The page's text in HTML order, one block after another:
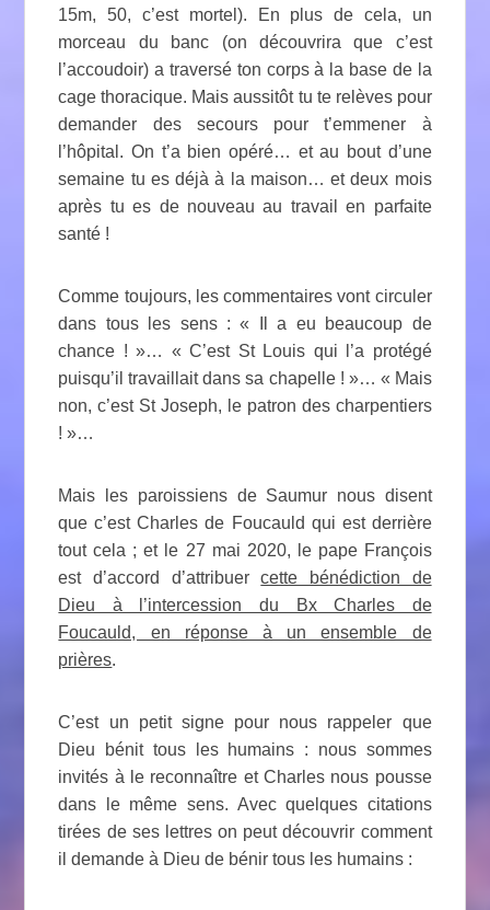
15m, 50, c’est mortel). En plus de cela, un
morceau du banc (on découvrira que c’est
l’accoudoir) a traversé ton corps à la base de la
cage thoracique. Mais aussitôt tu te relèves pour
demander des secours pour t’emmener à
l’hôpital. On t’a bien opéré… et au bout d’une
semaine tu es déjà à la maison… et deux mois
après tu es de nouveau au travail en parfaite
santé !
Comme toujours, les commentaires vont circuler
dans tous les sens : « Il a eu beaucoup de
chance ! »… « C’est St Louis qui l’a protégé
puisqu’il travaillait dans sa chapelle ! »… « Mais
non, c’est St Joseph, le patron des charpentiers
! »…
Mais les paroissiens de Saumur nous disent
que c’est Charles de Foucauld qui est derrière
tout cela ; et le 27 mai 2020, le pape François
est d’accord d’attribuercette bénédiction de
Dieu à l’intercession du Bx Charles de
Foucauld, en réponse à un ensemble de
prières.
C’est un petit signe pour nous rappeler que
Dieu bénit tous les humains : nous sommes
invités à le reconnaître et Charles nous pousse
dans le même sens. Avec quelques citations
tirées de ses lettres on peut découvrir comment
il demande à Dieu de bénir tous les humains :